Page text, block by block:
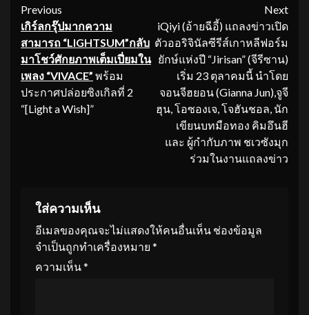
Continue
Reading
Previous
เกิร์ลกรุ๊ปมากความ
สามารถ “LIGHTSUM”กลับ
มาโชว์ศักยภาพเต็มเปี่ยมใน
เพลง “VIVACE” พร้อม
ประกาศปล่อยซิงเกิลที่ 2
“[Light a Wish]”
Next
iQiyi (อ้ายฉีอี้) แถลงข่าวเปิด
ตัวออริจินัลซีรีส์เกาหลีฟอร์ม
ยักษ์แห่งปี “Jirisan” (จีรีซาน)
เริ่ม 23 ตุลาคมนี้ นำโดย
จอนจีฮยอน (Gianna Jun),จูจี
ฮุน, โอซองเจ, โจฮันชอล, นัก
เขียนบทมือทอง คิมอึนฮี
และ ผู้กำกับภาพ ชเวซังมุก
ร่วมในงานแถลงข่าว
ใส่ความเห็น
อีเมลของคุณจะไม่แสดงให้คนอื่นเห็น ช่องข้อมูล
จำเป็นถูกทำเครื่องหมาย *
ความเห็น*